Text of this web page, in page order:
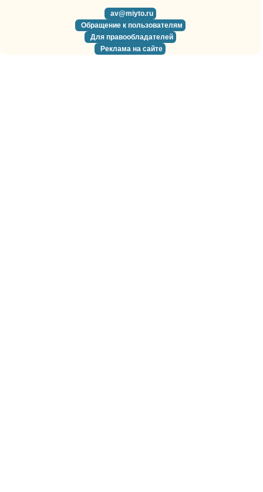
av@miyto.ru
Обращение к пользователям
Для правообладателей
Реклама на сайте